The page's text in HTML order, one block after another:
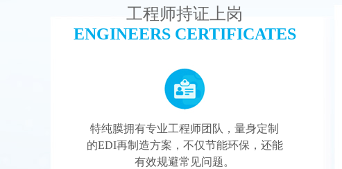
工程师持证上岗
ENGINEERS CERTIFICATES
特纯膜拥有专业工程师团队，量身定制
的EDI再制造方案，不仅节能环保，还能
有效规避常见问题。